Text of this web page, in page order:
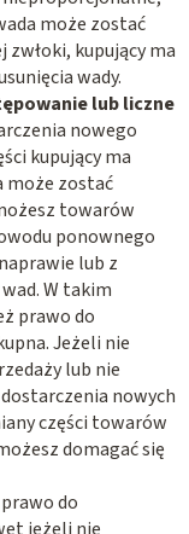
może zostać
kupujący ma
wady.
lub liczne
nowego
kupujący ma
może zostać
towarów
ponownego
lub z
W takim
prawo do
Jeżeli nie
lub nie
nowych
części towarów
domagać się
do